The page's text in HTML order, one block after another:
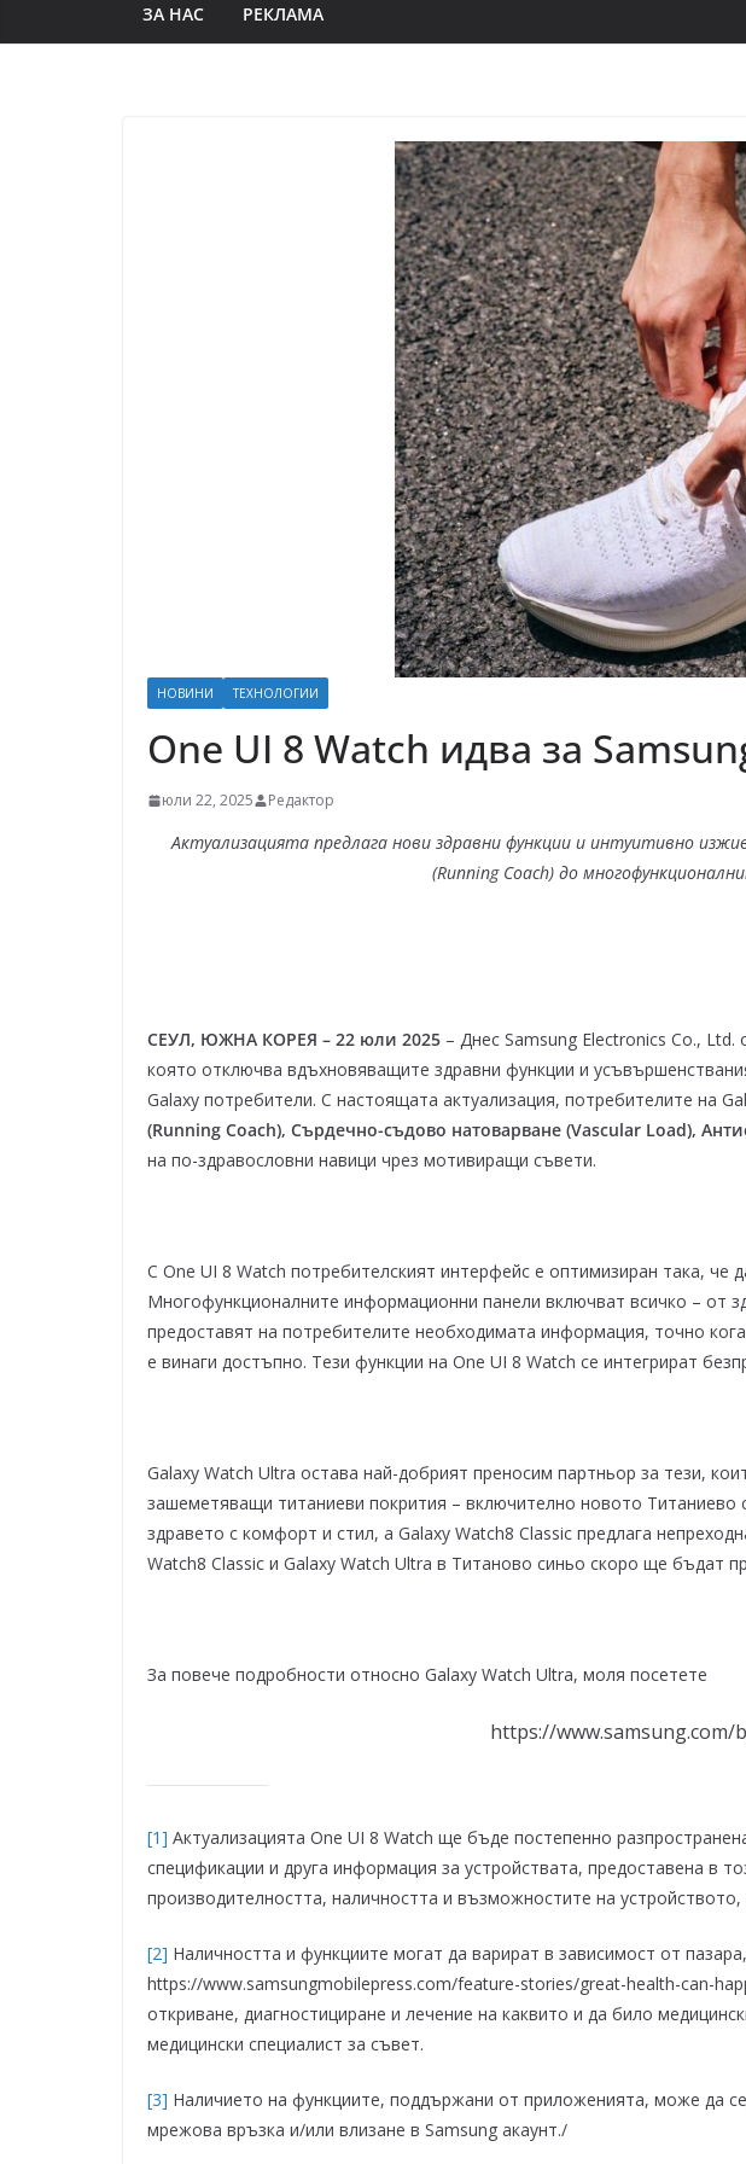
ЗА НАС РЕКЛАМА
НОВИНИ ТЕХНОЛОГИИ
One UI 8 Watch идва за
юли 22, 2025 Редактор
Актуализацията предлага нови здравни функции и интуитивно
(Running Coach) до
СЕУЛ, ЮЖНА КОРЕЯ – 22 юли 2025 – Днес Samsung Electronics Co.,
която отключва вдъхновяващите здравни функции и
Galaxy потребители. С настоящата актуализация, потребителите на
(Running Coach), Сърдечно-съдово натоварване (Vascular Load),
на по-здравословни навици чрез мотивиращи съвети.
С One UI 8 Watch потребителският интерфейс е оптимизиран така,
Многофункционалните информационни панели включват всичко – от
предоставят на потребителите необходимата информация, точно
е винаги достъпно. Тези функции на One UI 8 Watch се интегрират
Galaxy Watch Ultra остава най-добрият преносим партньор за тези,
зашеметяващи титаниеви покрития – включително новото
здравето с комфорт и стил, а Galaxy Watch8 Classic предлага
Watch8 Classic и Galaxy Watch Ultra в Титаново синьо скоро ще бъдат
За повече подробности относно Galaxy Watch Ultra, моля посетете
https://
[1] Актуализацията One UI 8 Watch ще бъде постепенно
спецификации и друга информация за устройствата, предоставена в
производителността, наличността и възможностите на
[2] Наличността и функциите могат да варират в зависимост от
https://www.samsungmobilepress.com/feature-stories/great-health-can-
откриване, диагностициране и лечение на каквито и да било
медицински специалист за съвет.
[3] Наличието на функциите, поддържани от приложенията, може да
мрежова връзка и/или влизане в Samsung акаунт./